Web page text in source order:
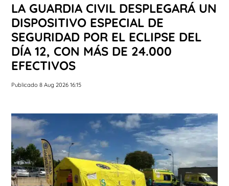
LA GUARDIA CIVIL DESPLEGARÁ UN
DISPOSITIVO ESPECIAL DE
SEGURIDAD POR EL ECLIPSE DEL
DÍA 12, CON MÁS DE 24.000
EFECTIVOS
Publicado 8 Aug 2026 16:15